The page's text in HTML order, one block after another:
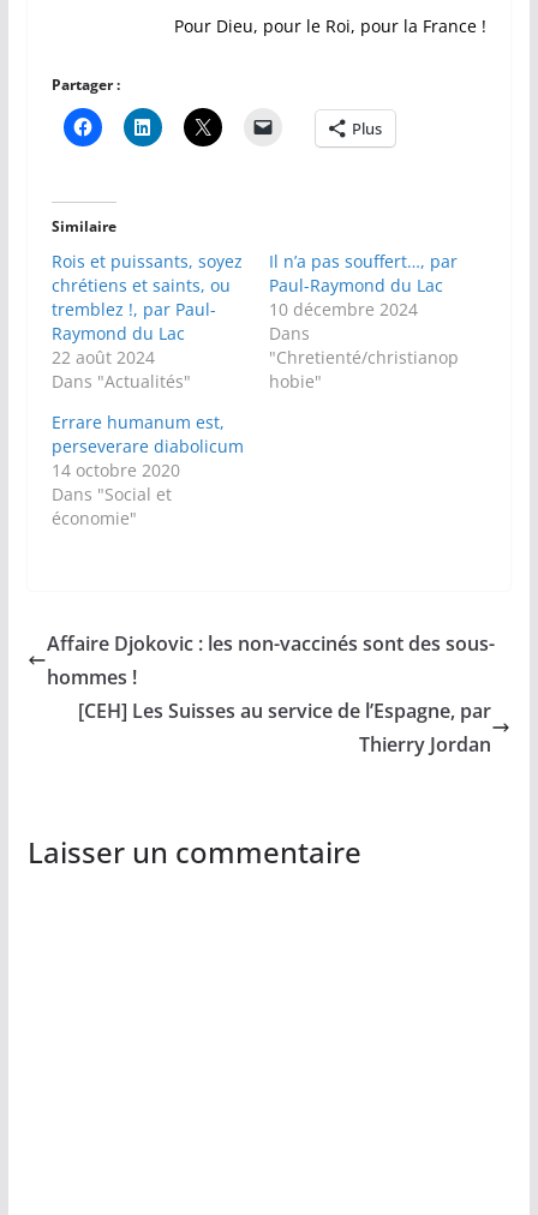
Pour Dieu, pour le Roi, pour la France !
Partager :
Plus
Similaire
Rois et puissants, soyez
chrétiens et saints, ou
tremblez !, par Paul-
Raymond du Lac
22 août 2024
Dans "Actualités"
Il n’a pas souffert…, par
Paul-Raymond du Lac
10 décembre 2024
Dans
"Chretienté/christianop
hobie"
Errare humanum est,
perseverare diabolicum
14 octobre 2020
Dans "Social et
économie"
Affaire Djokovic : les non-vaccinés sont des sous-
hommes !
[CEH] Les Suisses au service de l’Espagne, par
Thierry Jordan
Laisser un commentaire